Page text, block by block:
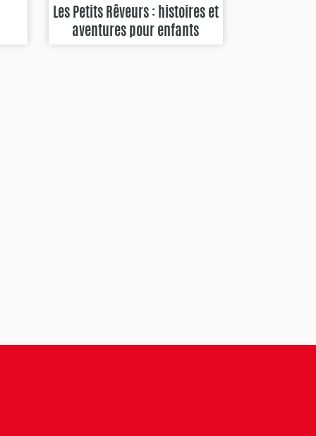
Les Petits Rêveurs : histoires et
aventures pour enfants